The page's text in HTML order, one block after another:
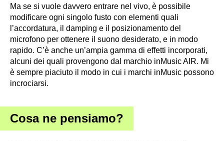
Ma se si vuole davvero entrare nel vivo, è possibile
modificare ogni singolo fusto con elementi quali
l’accordatura, il damping e il posizionamento del
microfono per ottenere il suono desiderato, e in modo
rapido. C’è anche un’ampia gamma di effetti incorporati,
alcuni dei quali provengono dal marchio inMusic AIR. Mi
è sempre piaciuto il modo in cui i marchi inMusic possono
incrociarsi.
Cosa ne pensiamo?